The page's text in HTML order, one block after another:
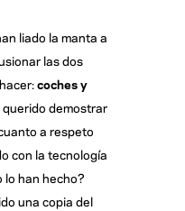
liado la manta a
las dos
coches y
querido demostrar
a respeto
con la tecnología
lo han hecho?
una copia del